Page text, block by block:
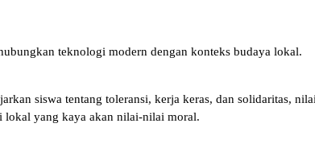
teknologi modern dengan konteks budaya lokal.
siswa tentang toleransi, kerja keras, dan solidaritas,
lokal yang kaya akan nilai-nilai moral.